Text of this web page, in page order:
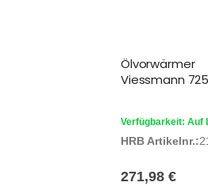
Ölvorwärmer
Viessmann
Verfügbarkeit: Auf
HRB Artikelnr.:
271,98 €